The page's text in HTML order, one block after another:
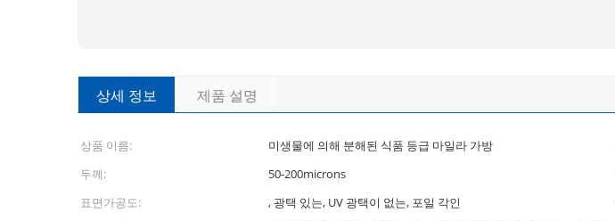
상세 정보 제품 설명
상품 이름: 미생물에 의해 분해된 식품 등급 마일라 가방
두께:
50-200microns
표면가공도:
, 광택 있는, UV 광택이 없는, 포일 각인